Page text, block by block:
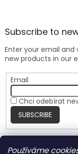
Používáme
Subscribe to
Enter your email
new products in our
Email
Chci odebírat
SUBSCRIBE